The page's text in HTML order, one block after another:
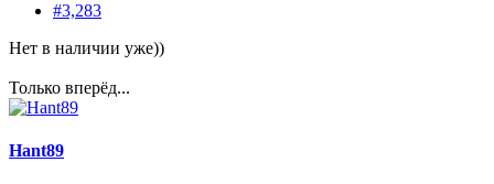
#3,283
Нет в наличии уже))
Только вперёд...
Hant89